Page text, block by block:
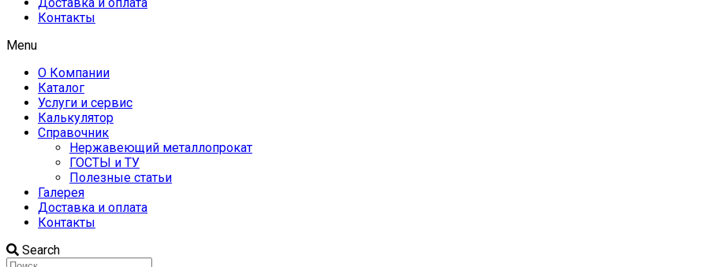
Контакты
Menu
О Компании
Каталог
Услуги и сервис
Калькулятор
Справочник
Нержавеющий металлопрокат
ГОСТЫ и ТУ
Полезные статьи
Галерея
Доставка и оплата
Контакты
Search